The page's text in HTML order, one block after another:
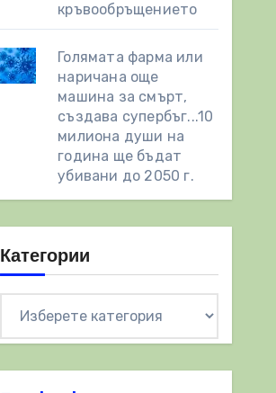
кръвообръщението
Голямата фарма или
наричана още
машина за смърт,
създава супербъг...10
милиона души на
година ще бъдат
убивани до 2050 г.
Категории